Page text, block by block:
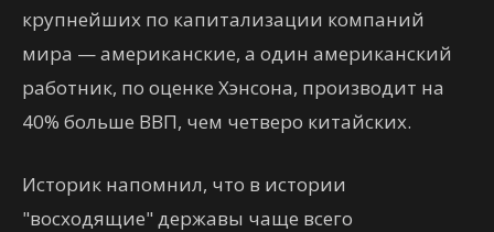
крупнейших по капитализации компаний
мира — американские, а один американский
работник, по оценке Хэнсона, производит на
40% больше ВВП, чем четверо китайских.
Историк напомнил, что в истории
"восходящие" державы чаще всего